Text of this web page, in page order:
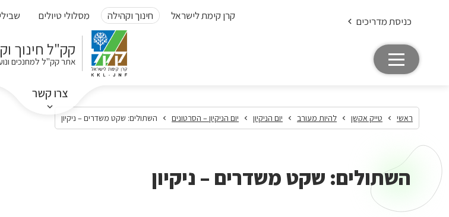
קרן קימת לישראל חינוך וקהילה מסלולי טיולים כניסת מדריכים
קק"ל חינוך
אתר קק"ל למחנכים
צרו קשר
ראשי טייק אקשן להיות מעורב יום הניקיון יום הניקיון – הסרטונים השתולים: שקט משדרים – ניקיון
השתולים: שקט משדרים – ניקיון